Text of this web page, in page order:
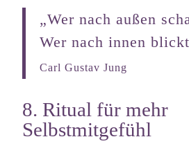
„Wer nach außen
Wer nach innen
Carl Gustav Jung
8. Ritual für mehr
Selbstmitgefühl